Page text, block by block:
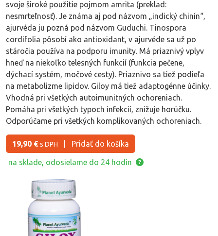
svoje široké použitie pojmom amrita (preklad:
nesmrteľnosť). Je známa aj pod názvom „indický chinín“,
ajurvéda ju pozná pod názvom Guduchi. Tinospora
cordifolia pôsobí ako antioxidant, v ajurvéde sa už po
stáročia používa na podporu imunity. Má priaznivý vplyv
hneď na niekoľko telesných funkcií (funkcia pečene,
dýchací systém, močové cesty). Priaznivo sa tiež podieľa
na metabolizme lipidov. Giloy má tiež adaptogénne účinky.
Vhodná pri všetkých autoimunitných ochoreniach.
Pomáha pri všetkých typoch infekcií, znižuje horúčku.
Odporúčame pri všetkých komplikovaných ochoreniach.
19,90 € s DPH Pridať do košíka
na sklade, odosielame do 24 hodín